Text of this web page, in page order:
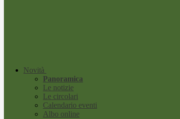
Novità
Panoramica
Le notizie
Le circolari
Calendario eventi
Albo online